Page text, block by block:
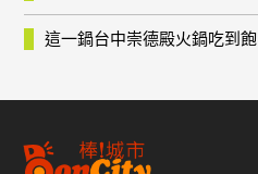
這一鍋台中崇德殿火鍋吃到飽